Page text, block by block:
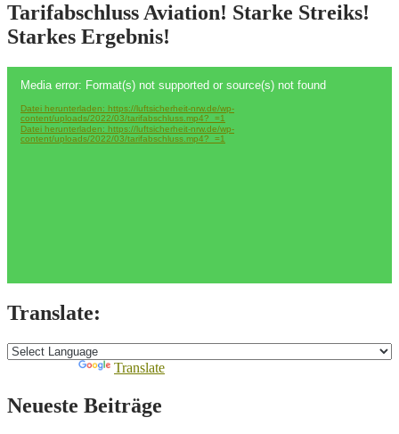
Tarifabschluss Aviation! Starke Streiks!
Starkes Ergebnis!
Player
Media error: Format(s) not supported or source(s) not found
Datei herunterladen: https://luftsicherheit-nrw.de/wp-
content/uploads/2022/03/tarifabschluss.mp4?_=1
Datei herunterladen: https://luftsicherheit-nrw.de/wp-
content/uploads/2022/03/tarifabschluss.mp4?_=1
Translate:
Translate
Neueste Beiträge